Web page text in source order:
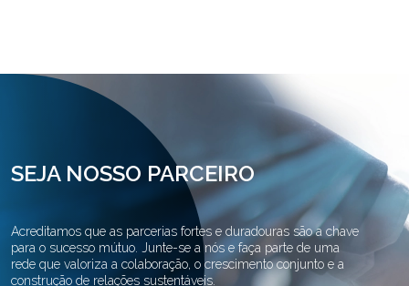
SEJA NOSSO PARCEIRO
Acreditamos que as parcerias fortes e duradouras são a chave
para o sucesso mútuo. Junte-se a nós e faça parte de uma
rede que valoriza a colaboração, o crescimento conjunto e a
construção de relações sustentáveis.